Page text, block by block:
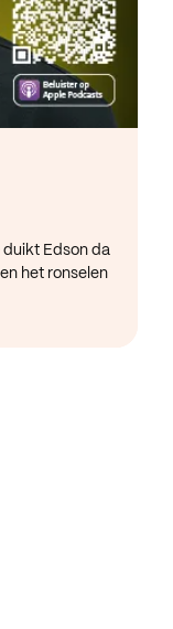
duikt Edson da
het ronselen